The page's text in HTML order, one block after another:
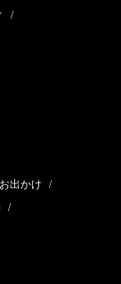
/
出かけ /
/